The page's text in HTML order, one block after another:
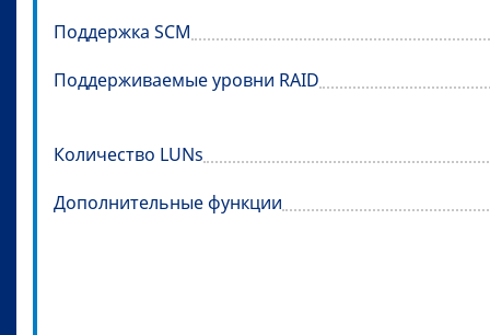
Поддержка SCM
Поддерживаемые уровни RAID
Количество LUNs
Дополнительные функции